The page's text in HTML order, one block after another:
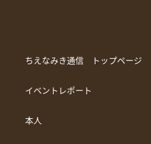
ちえなみき通信 トップページ
イベントレポート
本人